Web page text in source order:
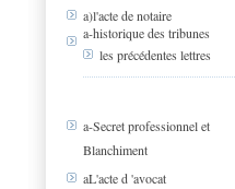
a)l'acte de notaire
a-historique des tribunes
les précédentes lettres
a-Secret professionnel et
Blanchiment
aL'acte d 'avocat